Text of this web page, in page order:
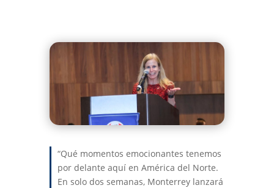
“Qué momentos emocionantes tenemos
por delante aquí en América del Norte.
En solo dos semanas, Monterrey lanzará